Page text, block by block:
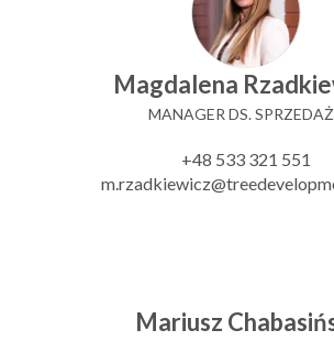
Magdalena
MANAGER DS.
+48 533 321 551
Mariusz